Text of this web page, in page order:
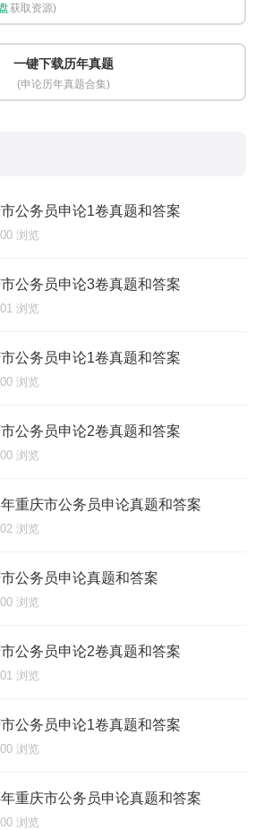
获取资源)
一键下载历年真题
(申论历年真题合集)
公务员申论1卷真题和答案
浏览
公务员申论3卷真题和答案
浏览
公务员申论1卷真题和答案
浏览
公务员申论2卷真题和答案
浏览
重庆市公务员申论真题和答案
浏览
公务员申论真题和答案
浏览
公务员申论2卷真题和答案
浏览
公务员申论1卷真题和答案
浏览
重庆市公务员申论真题和答案
浏览